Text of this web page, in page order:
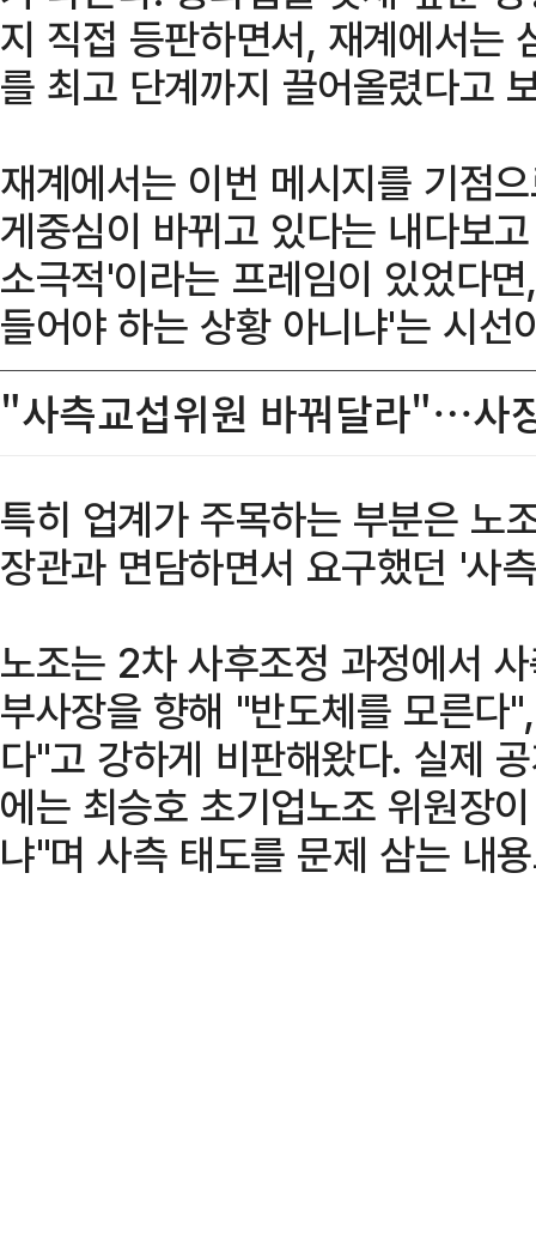
지 직접 등판하면서, 재계에서는
를 최고 단계까지 끌어올렸다고
재계에서는 이번 메시지를 기점
게중심이 바뀌고 있다는 내다보
소극적'이라는 프레임이 있었다
들어야 하는 상황 아니냐'는 시선
"사측교섭위원 바꿔달라"…사
특히 업계가 주목하는 부분은 노
장관과 면담하면서 요구했던 '사
노조는 2차 사후조정 과정에서
부사장을 향해 "반도체를 모른다
다"고 강하게 비판해왔다. 실제
에는 최승호 초기업노조 위원장
냐"며 사측 태도를 문제 삼는 내